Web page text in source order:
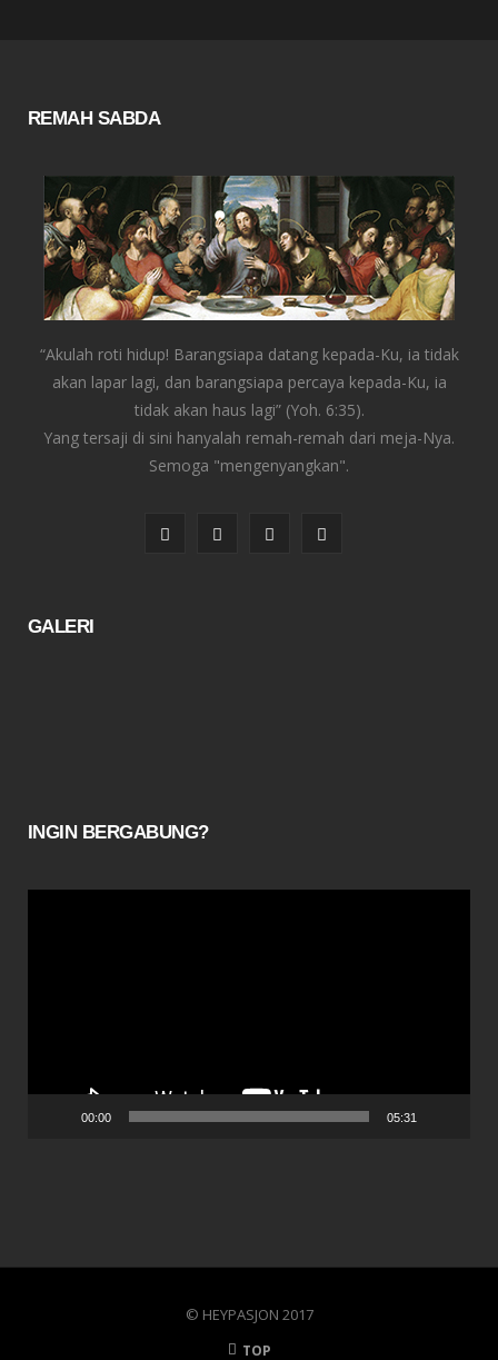
REMAH SABDA
“Akulah roti hidup! Barangsiapa datang kepada-Ku, ia tidak
akan lapar lagi, dan barangsiapa percaya kepada-Ku, ia
tidak akan haus lagi” (Yoh. 6:35).
Yang tersaji di sini hanyalah remah-remah dari meja-Nya.
Semoga "mengenyangkan".
k
GALERI
INGIN BERGABUNG?
00:00 05:31
© HEYPASJON 2017
TOP